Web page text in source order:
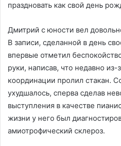
праздновать как свой день
Дмитрий с юности вел
В записи, сделанной в день
впервые отметил
руки, написав, что недавно из-
координации пролил стакан.
ухудшалось, сперва сделав
выступления в качестве
жизни у него был
амиотрофический склероз.